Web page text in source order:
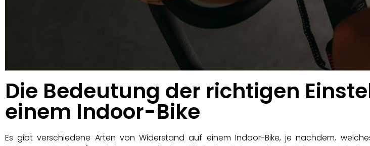
Die Bedeutung der richtigen
einem Indoor-Bike
Es gibt verschiedene Arten von Widerstand auf einem Indoor-Bike, je nachdem,